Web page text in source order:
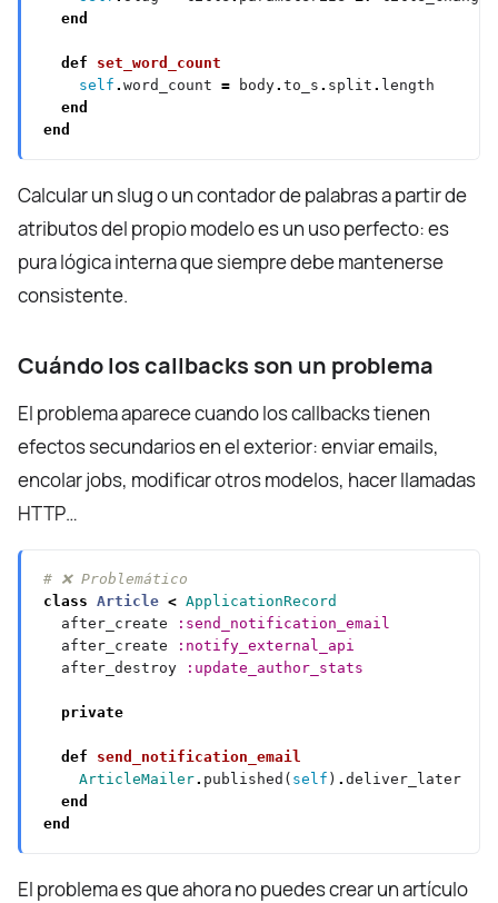
end
def
set_word_count
self . word_count = body. to_s . split .
end
end
Calcular un slug o un contador de palabras a partir de
atributos del propio modelo es un uso perfecto: es
pura lógica interna que siempre debe mantenerse
consistente.
Cuándo los callbacks son un problema
El problema aparece cuando los callbacks tienen
efectos secundarios en el exterior: enviar emails,
encolar jobs, modificar otros modelos, hacer llamadas
HTTP…
# ❌ Problemático
class Article < ApplicationRecord
  after_create
:send_notification_email
  after_create
:notify_external_api
  after_destroy
:update_author_stats
private
def
send_notification_email
ArticleMailer. published( self ) .
end
end
El problema es que ahora no puedes crear un artículo